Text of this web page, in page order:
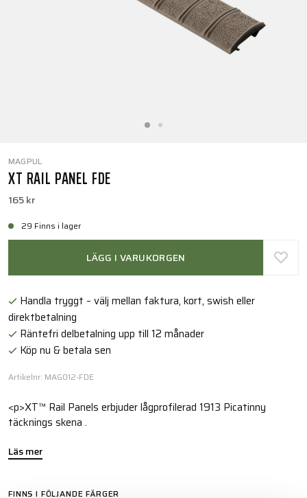
MAGPUL
XT RAIL PANEL FDE
165 kr
29 Finns i lager
LÄGG I VARUKORGEN
Handla tryggt – välj mellan faktura, kort, swish eller
direktbetalning
Räntefri delbetalning upp till 12 månader
Köp nu & betala sen
Artikelnr: MAG012-FDE
<p>XT™ Rail Panels erbjuder lågprofilerad 1913 Picatinny
täcknings skena .
Läs mer
FINNS I FÖLJANDE FÄRGER